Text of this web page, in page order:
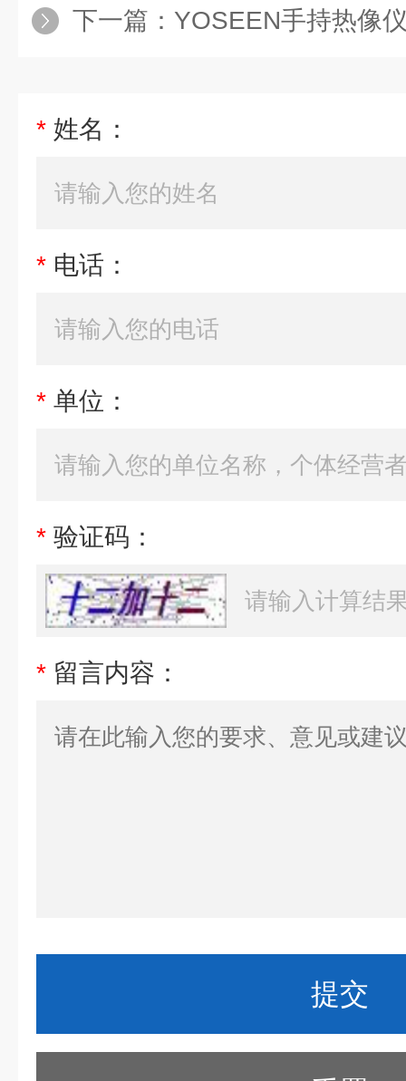
下一篇： YOSEEN手持热像仪管道渗漏测蒸
* 姓名：
* 电话：
* 单位：
* 验证码：
* 留言内容：